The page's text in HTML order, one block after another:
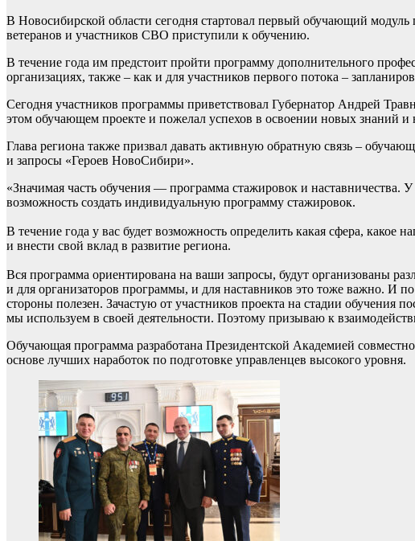
В Новосибирской области сегодня стартовал первый обучающий
ветеранов и участников СВО приступили к обучению.
В течение года им предстоит пройти программу дополнительного
организациях, также – как и для участников первого потока –
Сегодня участников программы приветствовал Губернатор Андрей
этом обучающем проекте и пожелал успехов в освоении новых знаний
Глава региона также призвал давать активную обратную связь –
и запросы «Героев НовоСибири».
«Значимая часть обучения — программа стажировок и наставничества.
возможность создать индивидуальную программу стажировок.
В течение года у вас будет возможность определить какая сфера, какое
и внести свой вклад в развитие региона.
Вся программа ориентирована на ваши запросы, будут организованы
и для организаторов программы, и для наставников это тоже важно. И
стороны полезен. Зачастую от участников проекта на стадии
мы используем в своей деятельности. Поэтому призываю к
Обучающая программа разработана Президентской Академией
основе лучших наработок по подготовке управленцев высокого уровня.